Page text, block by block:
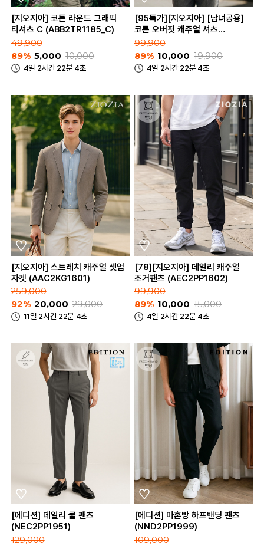
[지오지아] 코튼 라운드 그래픽
티셔츠 C (ABB2TR1185_C)
49,900
89% 5,000 10,000
4일 2시간 22분 4초
[95특가][지오지아] [남녀공용]
코튼 오버핏 캐주얼 셔츠
(AEC3WC3101)
99,900
89% 10,000 19,900
4일 2시간 22분 4초
[지오지아] 스트레치 캐주얼 셋업
자켓 (AAC2KG1601)
259,000
92% 20,000 29,000
11일 2시간 22분 4초
[78][지오지아] 데일리 캐주얼
조거팬츠 (AEC2PP1602)
99,900
89% 10,000 15,000
4일 2시간 22분 4초
[에디션] 데일리 쿨 팬츠
(NEC2PP1951)
129,000
[에디션] 마혼방 하프밴딩 팬츠
(NND2PP1999)
109,000